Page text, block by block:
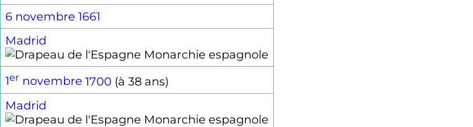
6 novembre 1661
Madrid
Monarchie espagnole
1er novembre 1700 (à 38 ans)
Madrid
Monarchie espagnole